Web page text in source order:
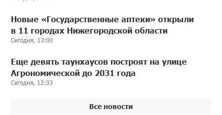
Новые «Государственные аптеки» открыли
в 11 городах Нижегородской области
Сегодня, 13:00
Еще девять таунхаусов построят на улице
Агрономической до 2031 года
Сегодня, 12:33
Все новости